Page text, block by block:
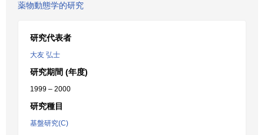
薬物動態学的研究
研究代表者
大友 弘士
研究期間 (年度)
1999 – 2000
研究種目
基盤研究(C)